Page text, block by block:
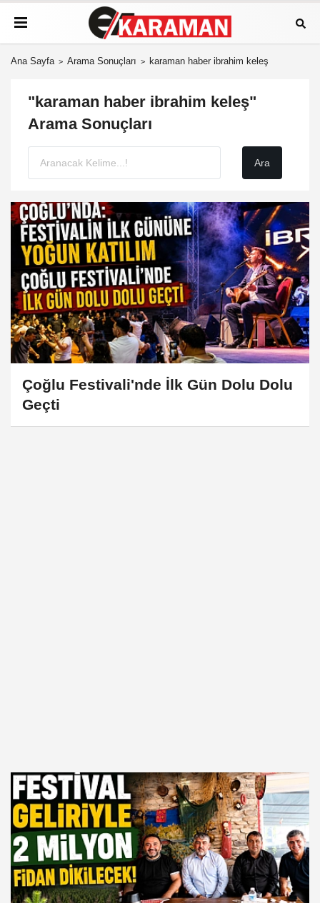
Ana Sayfa Arama Sonuçları karaman haber ibrahim keleş
"karaman haber ibrahim keleş"
Arama Sonuçları
Çoğlu Festivali'nde İlk Gün Dolu Dolu
Geçti